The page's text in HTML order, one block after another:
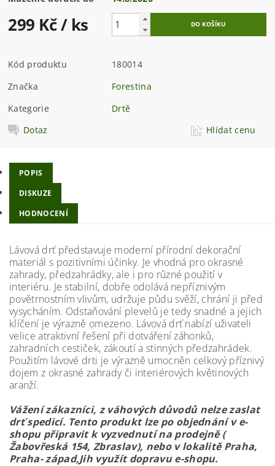
299 Kč/ ks
Kód produktu
180014
Značka
Forestina
Kategorie
Drtě
Dotaz
Hlídat cenu
POPIS
DISKUZE
HODNOCENÍ
Lávová drť představuje moderní přírodní dekorační
materiál s pozitivními účinky. Je vhodná pro okrasné
zahrady, předzahrádky, ale i pro různé použití v
interiéru. Je stabilní, dobře odolává nepříznivým
povětrnostním vlivům, udržuje půdu svěží, chrání ji před
vysycháním. Odstaňování plevelů je tedy snadné a jejich
klíčení je výrazně omezeno. Lávová drť nabízí uživateli
velice atraktivní řešení při dotváření záhonků,
zahradních cestiček, zákoutí a stinných předzahrádek.
Použitím lávové drti je výrazně umocněn celkový příznivý
dojem z okrasné zahrady či interiérových květinových
aranží.
Vážení zákazníci, z váhových důvodů nelze zaslat
drť spedicí. Tento produkt lze po objednání v e-
shopu připravit k vyzvednutí na prodejně (
Žabovřeská 154, Zbraslav), nebo v lokalitě Praha,
Praha- západ,Jih využít dopravu e-shopu.